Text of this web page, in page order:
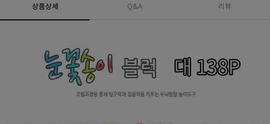
상품상세 Q&A 리뷰